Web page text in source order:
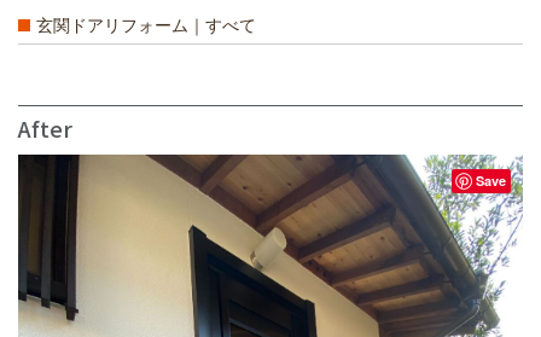
玄関ドアリフォーム｜すべて
After
Save